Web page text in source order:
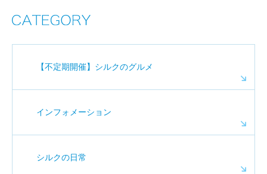
【不定期開催】シルクのグルメ
インフォメーション
シルクの日常